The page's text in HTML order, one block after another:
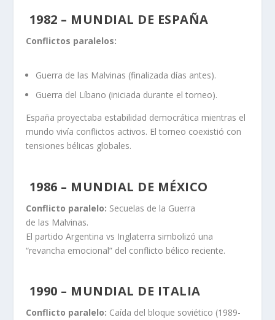
1982 – MUNDIAL DE ESPAÑA
Conflictos paralelos:
Guerra de las Malvinas (finalizada días antes).
Guerra del Líbano (iniciada durante el torneo).
España proyectaba estabilidad democrática mientras el
mundo vivía conflictos activos. El torneo coexistió con
tensiones bélicas globales.
1986 – MUNDIAL DE MÉXICO
Conflicto paralelo: Secuelas de la Guerra
de las Malvinas.
El partido Argentina vs Inglaterra simbolizó una
“revancha emocional” del conflicto bélico reciente.
1990 – MUNDIAL DE ITALIA
Conflicto paralelo: Caída del bloque soviético (1989-